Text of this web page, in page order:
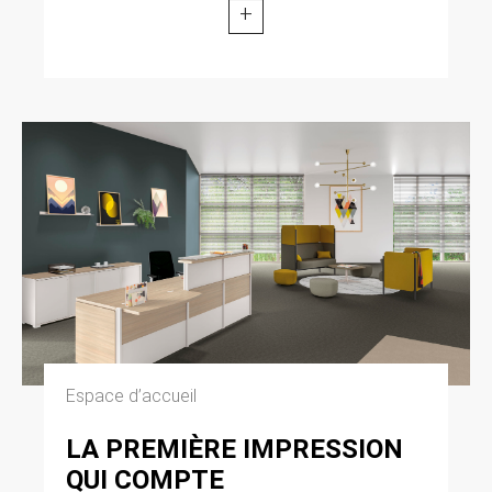
+
Espace d’accueil
LA PREMIÈRE IMPRESSION
QUI COMPTE
modifiée par la loi n° 2004-801 du 6 août 2004
relative à l’informatique, aux fichiers et aux
11. LEXIQUE.
Utilisateur : Internaute se connectant, utilisant
le site susnommé. Informations personnelles :
« les informations qui permettent, sous quelque
forme que ce soit, directement ou non,
l’identification des personnes physiques
auxquelles elles s’appliquent » (article 4 de la
loi n° 78-17 du 6 janvier 1978).